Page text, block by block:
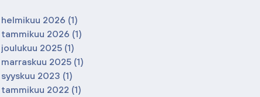
helmikuu 2026 (1)
tammikuu 2026 (1)
joulukuu 2025 (1)
marraskuu 2025 (1)
syyskuu 2023 (1)
tammikuu 2022 (1)